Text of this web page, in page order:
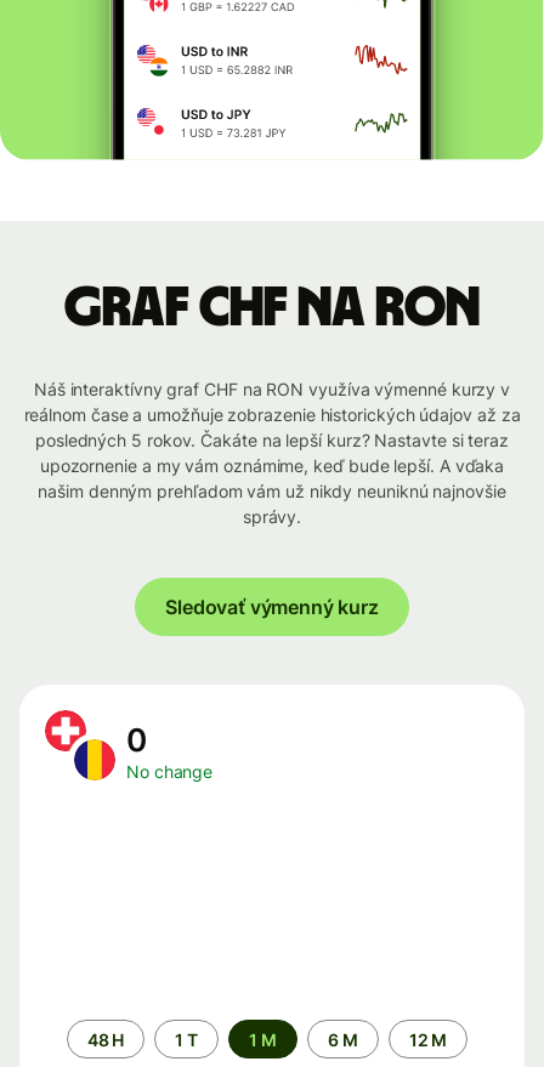
graf CHF na RON
Náš interaktívny graf CHF na RON využíva výmenné kurzy v
reálnom čase a umožňuje zobrazenie historických údajov až za
posledných 5 rokov. Čakáte na lepší kurz? Nastavte si teraz
upozornenie a my vám oznámime, keď bude lepší. A vďaka
našim denným prehľadom vám už nikdy neuniknú najnovšie
správy.
Sledovať výmenný kurz
0
No change
Time
period
48 H 1 T 1 M 6 M 12 M